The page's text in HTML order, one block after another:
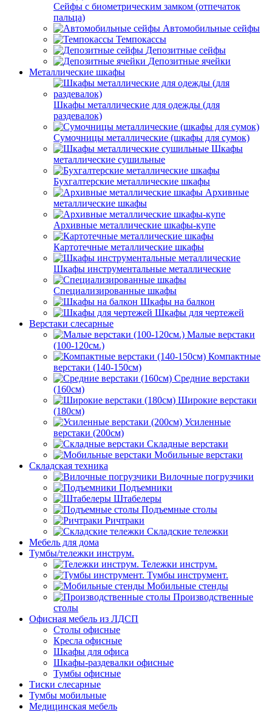
Сейфы с биометрическим замком (отпечаток
пальца)
Автомобильные сейфы
Темпокассы
Депозитные сейфы
Депозитные ячейки
Металлические шкафы
Шкафы металлические для одежды (для
раздевалок)
Сумочницы металлические (шкафы для сумок)
Шкафы
металлические сушильные
Бухгалтерские металлические шкафы
Архивные
металлические шкафы
Архивные металлические шкафы-купе
Картотечные металлические шкафы
Шкафы инструментальные металлические
Специализированные шкафы
Шкафы на балкон
Шкафы для чертежей
Верстаки слесарные
Малые верстаки
(100-120см.)
Компактные
верстаки (140-150см)
Средние верстаки
(160см)
Широкие верстаки
(180см)
Усиленные
верстаки (200см)
Складные верстаки
Мобильные верстаки
Складская техника
Вилочные погрузчики
Подъемники
Штабелеры
Подъемные столы
Ричтраки
Складские тележки
Мебель для дома
Тумбы/тележки инструм.
Тележки инструм.
Тумбы инструмент.
Мобильные стенды
Производственные
столы
Офисная мебель из ЛДСП
Столы офисные
Кресла офисные
Шкафы для офиса
Шкафы-раздевалки офисные
Тумбы офисные
Тиски слесарные
Тумбы мобильные
Медицинская мебель